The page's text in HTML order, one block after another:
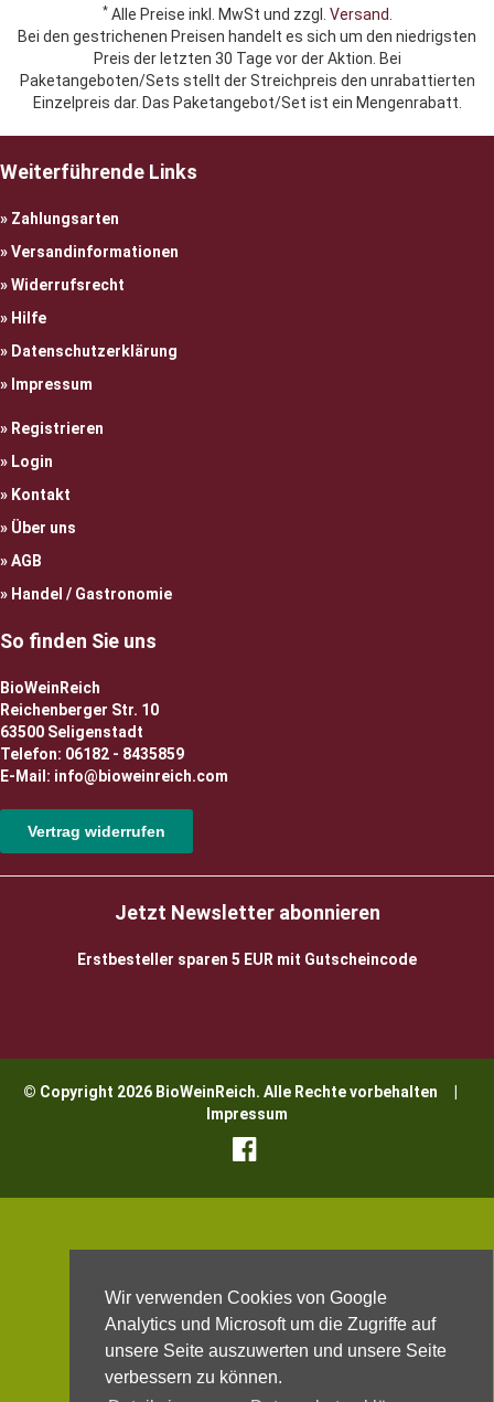
Wir verwenden Cookies von Google
Analytics und Microsoft um die Zugriffe auf
unsere Seite auszuwerten und unsere Seite
verbessern zu können.
*Alle Preise inkl. MwSt und zzgl. Versand.
Bei den gestrichenen Preisen handelt es sich um den niedrigsten
Preis der letzten 30 Tage vor der Aktion. Bei
Paketangeboten/Sets stellt der Streichpreis den unrabattierten
Einzelpreis dar. Das Paketangebot/Set ist ein Mengenrabatt.
Weiterführende Links
Zahlungsarten
Versandinformationen
Widerrufsrecht
Hilfe
Datenschutzerklärung
Impressum
Registrieren
Login
Kontakt
Über uns
AGB
Handel / Gastronomie
So finden Sie uns
BioWeinReich
Reichenberger Str. 10
63500 Seligenstadt
Telefon: 06182 - 8435859
E-Mail: info@bioweinreich.com
Vertrag widerrufen
Jetzt Newsletter abonnieren
Erstbesteller sparen 5 EUR mit Gutscheincode
© Copyright 2026 BioWeinReich. Alle Rechte vorbehalten |
Impressum